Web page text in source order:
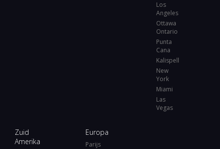
Los
Angeles
Ottawa
Ontario
Punta
Cana
Kalispell
New
York
Miami
Las
Vegas
Zuid
Amerika
Europa
Parijs